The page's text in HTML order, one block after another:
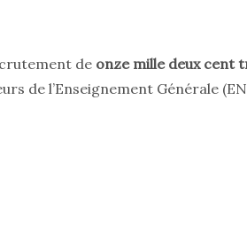
de onze mille deux cent
de l’Enseignement Générale